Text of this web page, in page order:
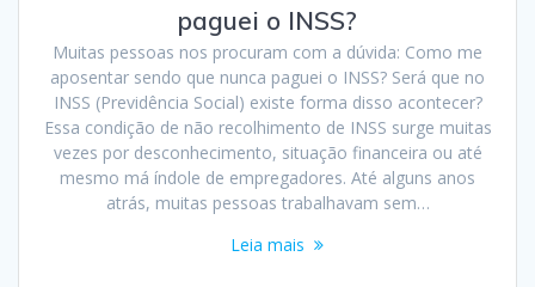
paguei o INSS?
Muitas pessoas nos procuram com a dúvida: Como me
aposentar sendo que nunca paguei o INSS? Será que no
INSS (Previdência Social) existe forma disso acontecer?
Essa condição de não recolhimento de INSS surge muitas
vezes por desconhecimento, situação financeira ou até
mesmo má índole de empregadores. Até alguns anos
atrás, muitas pessoas trabalhavam sem…
Leia mais